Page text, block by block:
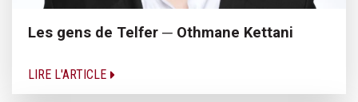
Les gens de Telfer ─ Othmane Kettani
LIRE L'ARTICLE